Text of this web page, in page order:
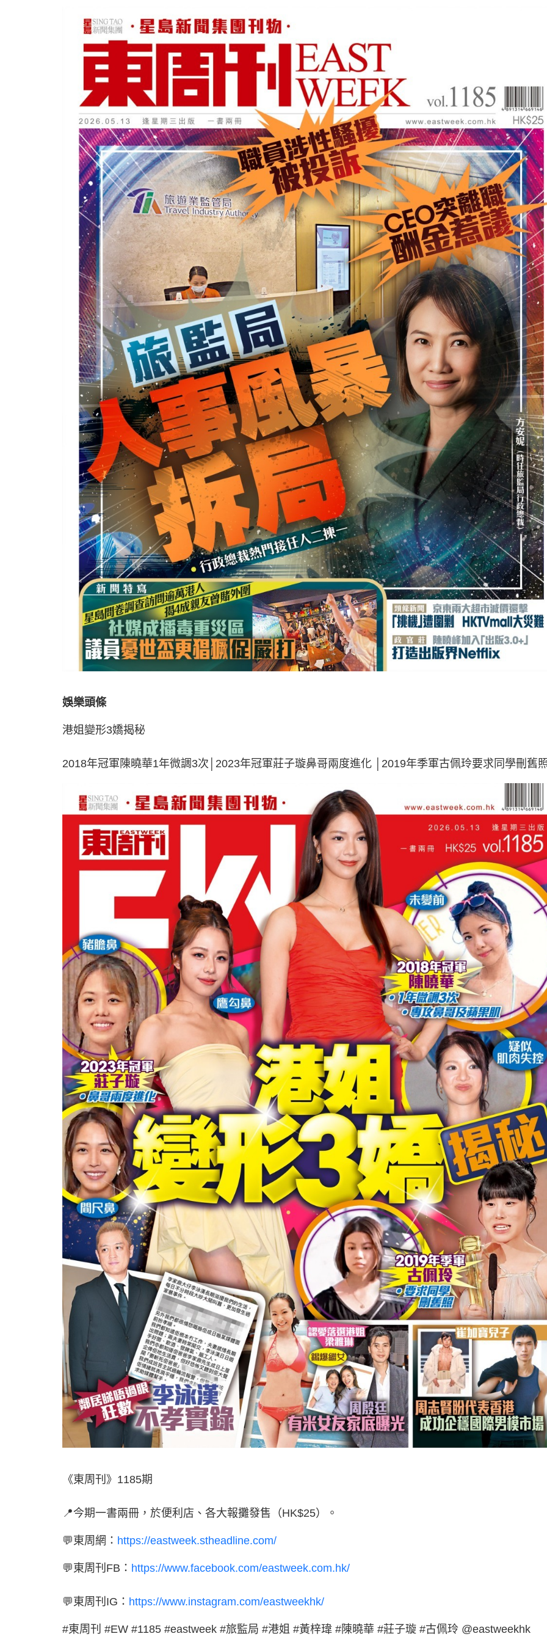
娛樂頭條
港姐變形3嬌揭秘
2018年冠軍陳曉華1年微調3次│2023年冠軍莊子璇鼻哥兩度進化 │2019年季軍古佩玲要求同學刪舊
《東周刊》1185期
📍今期一書兩冊，於便利店、各大報攤發售（HK$25）。
💬東周網： https://eastweek.stheadline.com/
💬東周刊FB： https://www.facebook.com/eastweek.com.hk/
💬東周刊IG： https://www.instagram.com/eastweekhk/
#東周刊 #EW #1185 #eastweek #旅監局 #港姐 #黃梓瑋 #陳曉華 #莊子璇 #古佩玲 @eastweekhk